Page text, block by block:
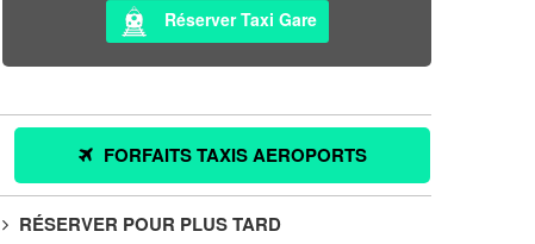
Réserver Taxi Gare
FORFAITS TAXIS AEROPORTS
RÉSERVER POUR PLUS TARD